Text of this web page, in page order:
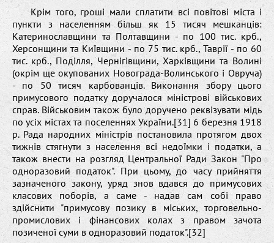
Крім того, гроші мали сплатити всі повітові міста і
пункти з населенням більш як 15 тисяч мешканців:
Катеринославщини та Полтавщини - по 100 тис. крб.,
Херсонщини та Київщини - по 75 тис. крб., Таврії - по 60
тис. крб., Поділля, Чернігівщини, Харківщини та Волині
(окрім ще окупованих Новограда-Волинського і Овруча)
- по 50 тисяч карбованців. Виконання збору цього
примусового податку доручалося міністрові військових
справ. Військовим також було доручено реквізувати мідь
по усіх містах та поселеннях України.[31] 6 березня 1918
р. Рада народних міністрів постановила протягом двох
тижнів стягнути з населення всі недоїмки і податки, а
також внести на розгляд Центральної Ради Закон "Про
одноразовий податок". При цьому, до часу прийняття
зазначеного закону, уряд знов вдався до примусових
класових поборів, а саме - надав сам собі право
здійснити "примусову позику в міських, торговельно-
промислових і фінансових колах з правом зачота
позиченої суми в одноразовий податок".[32]